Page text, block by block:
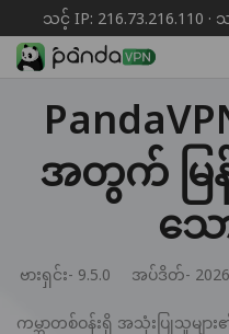
သင့် IP: 216.73.216.110
အတွက် မြ
သေ
ဗားရှင်း- 9.5.0 အပ်ဒိတ်-
ကမ္ဘာတစ်ဝန်းရှိ အသုံးပြုသူမ